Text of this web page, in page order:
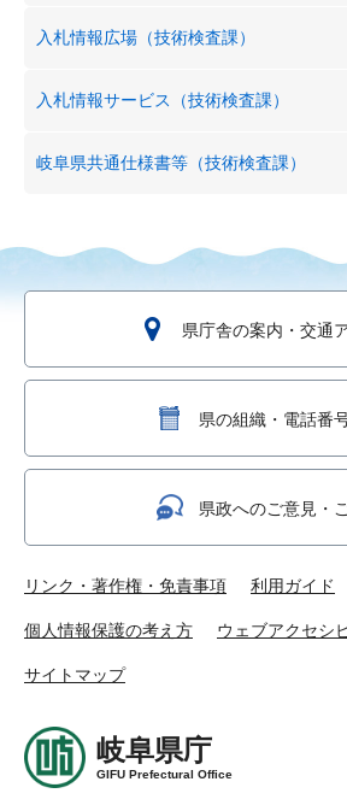
入札情報広場（技術検査課）
入札情報サービス（技術検査課）
岐阜県共通仕様書等（技術検査課）
県庁舎の案内・交通
県の組織・電話番
県政へのご意見・
リンク・著作権・免責事項 利用ガイド
個人情報保護の考え方 ウェブアクセシ
サイトマップ
岐阜県庁
GIFU Prefectural Office